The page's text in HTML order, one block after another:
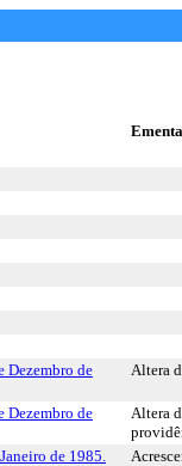
Ementa
Dezembro de
Altera
Dezembro de
Altera
de 1985.